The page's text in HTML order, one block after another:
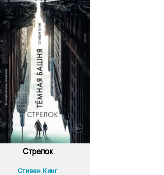
Стрелок
Стивен Кинг